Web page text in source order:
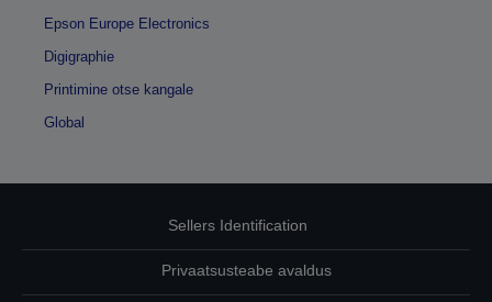
Epson Europe Electronics
Digigraphie
Printimine otse kangale
Global
Sellers Identification
Privaatsusteabe avaldus